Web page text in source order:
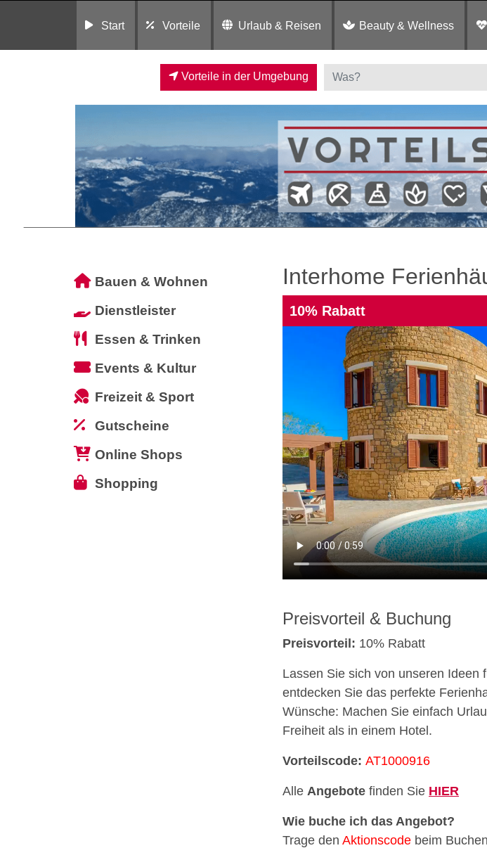
Start Vorteile Urlaub & Reisen Beauty & Wellness
Vorteile in der Umgebung
Bauen & Wohnen
Dienstleister
Essen & Trinken
Events & Kultur
Freizeit & Sport
Gutscheine
Online Shops
Shopping
Interhome
10% Rabatt
Preisvorteil & Buchung
Preisvorteil: 10% Rabatt
Lassen Sie sich von unseren Ideen
entdecken Sie das perfekte
Wünsche: Machen Sie einfach
Freiheit als in einem Hotel.
Vorteilscode: AT1000916
Alle Angebote finden Sie HIER
Wie buche ich das Angebot?
Trage den Aktionscode beim